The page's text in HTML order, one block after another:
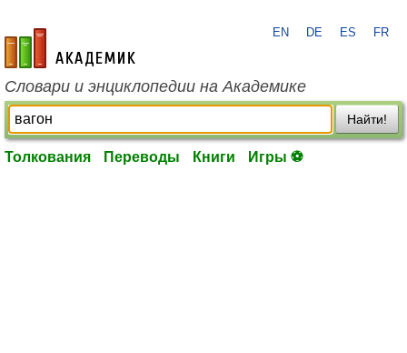
academic.ru
EN DE ES FR
Словари и энциклопедии на Академике
Найти!
Толкования Переводы Книги Игры ⚽